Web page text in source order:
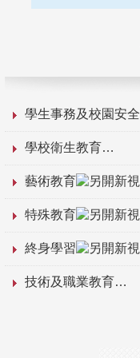
學生事務及校園安全
學校衛生教育
藝術教育
特殊教育
終身學習
技術及職業教育